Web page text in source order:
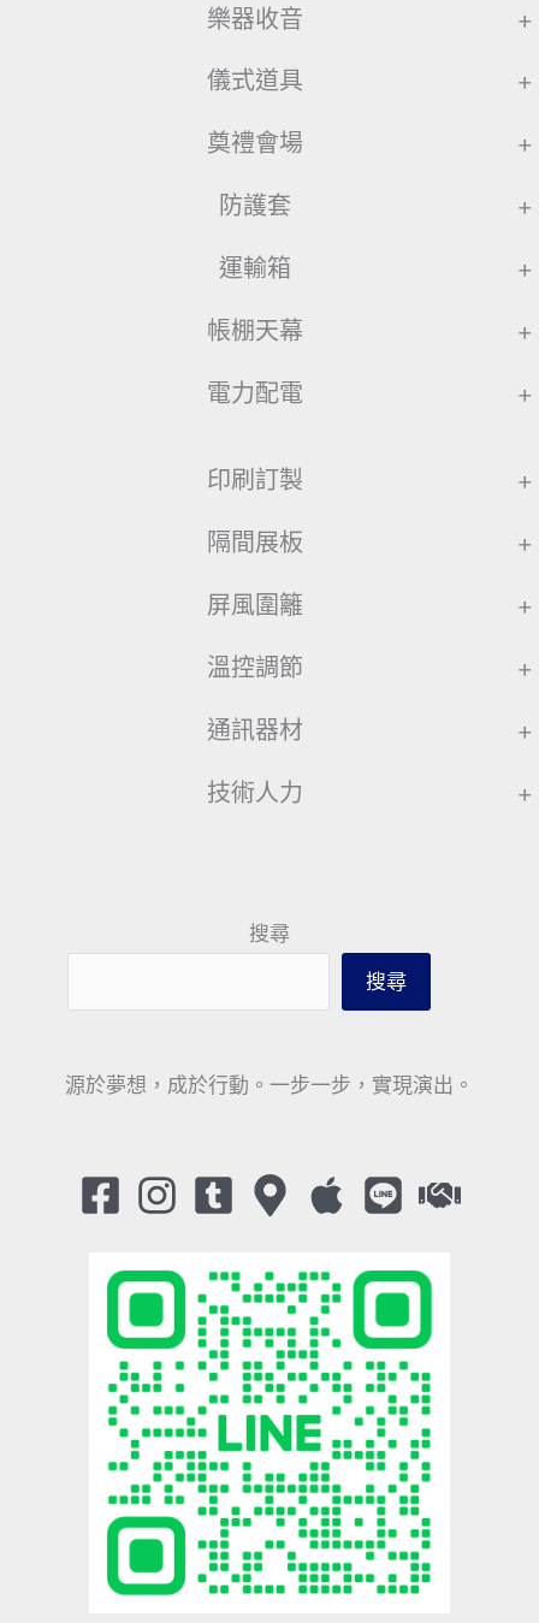
樂器收音 +
儀式道具 +
奠禮會場 +
防護套 +
運輸箱 +
帳棚天幕 +
電力配電 +
印刷訂製 +
隔間展板 +
屏風圍籬 +
溫控調節 +
通訊器材 +
技術人力 +
搜尋
搜尋
源於夢想，成於行動。一步一步，實現演出。